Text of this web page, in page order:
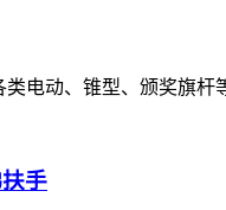
类电动、锥型、颁奖旗杆
手